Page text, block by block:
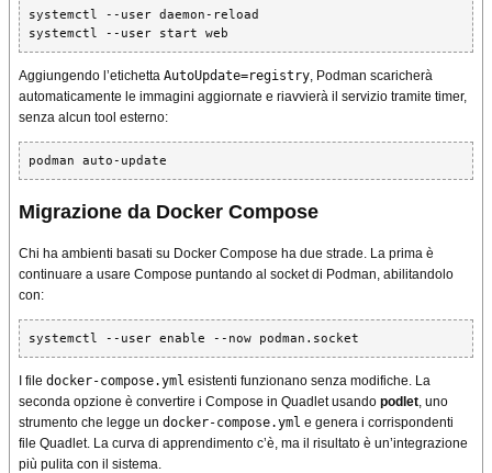
systemctl --user daemon-reload
systemctl --user start web
Aggiungendo l’etichetta AutoUpdate=registry, Podman scaricherà
automaticamente le immagini aggiornate e riavvierà il servizio tramite timer,
senza alcun tool esterno:
podman auto-update
Migrazione da Docker Compose
Chi ha ambienti basati su Docker Compose ha due strade. La prima è
continuare a usare Compose puntando al socket di Podman, abilitandolo
con:
systemctl --user enable --now podman.socket
I file docker-compose.yml esistenti funzionano senza modifiche. La
seconda opzione è convertire i Compose in Quadlet usando podlet, uno
strumento che legge un docker-compose.yml e genera i corrispondenti
file Quadlet. La curva di apprendimento c’è, ma il risultato è un’integrazione
più pulita con il sistema.